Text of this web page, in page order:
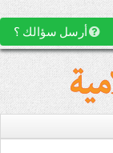
أرسل سؤالك ؟